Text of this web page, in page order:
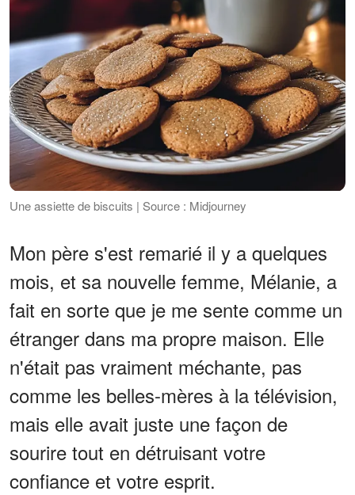
Une assiette de biscuits | Source : Midjourney
Mon père s'est remarié il y a quelques
mois, et sa nouvelle femme, Mélanie, a
fait en sorte que je me sente comme un
étranger dans ma propre maison. Elle
n'était pas vraiment méchante, pas
comme les belles-mères à la télévision,
mais elle avait juste une façon de
sourire tout en détruisant votre
confiance et votre esprit.